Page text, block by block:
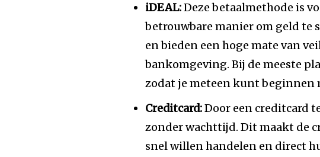
iDEAL:Deze betaalmethode is
betrouwbare manier om geld te
en bieden een hoge mate van
bankomgeving. Bij de meeste
zodat je meteen kunt beginnen
Creditcard:Door een creditcard
zonder wachttijd. Dit maakt de
snel willen handelen en direct